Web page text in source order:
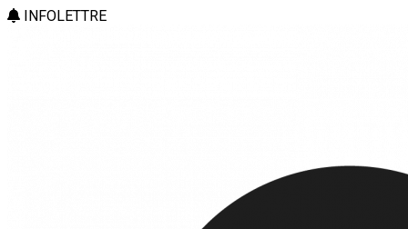
INFOLETTRE